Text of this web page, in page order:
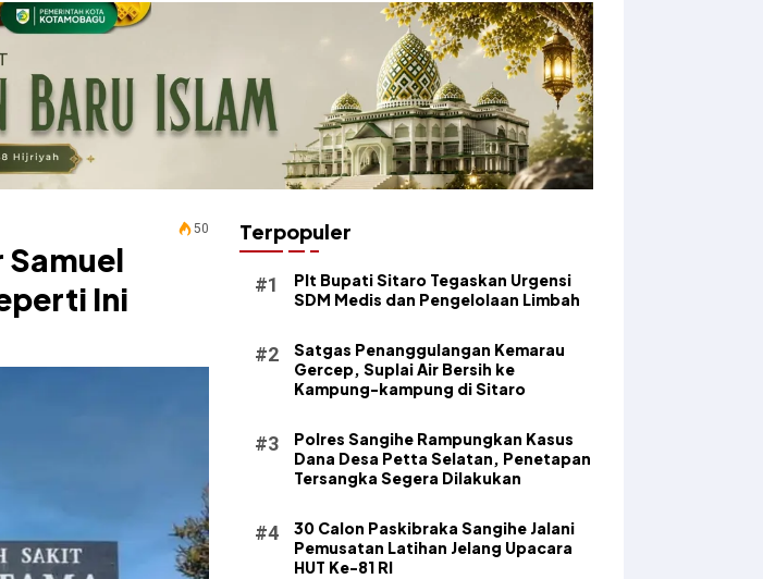
50
Samuel
Ini
Terpopuler
​Plt Bupati Sitaro Tegaskan Urgensi
SDM Medis dan Pengelolaan Limbah
Satgas Penanggulangan Kemarau
Gercep, Suplai Air Bersih ke
Kampung-kampung di Sitaro
Polres Sangihe Rampungkan Kasus
Dana Desa Petta Selatan, Penetapan
Tersangka Segera Dilakukan
30 Calon Paskibraka Sangihe Jalani
Pemusatan Latihan Jelang Upacara
HUT Ke-81 RI